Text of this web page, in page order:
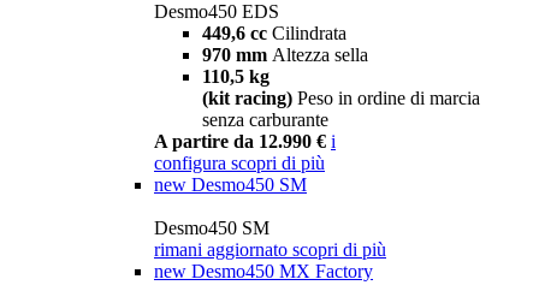
Desmo450 EDS
449,6 cc Cilindrata
970 mm Altezza sella
110,5 kg
(kit racing) Peso in ordine di marcia
senza carburante
A partire da 12.990 € i
configura scopri di più
new Desmo450 SM
Desmo450 SM
rimani aggiornato scopri di più
new Desmo450 MX Factory